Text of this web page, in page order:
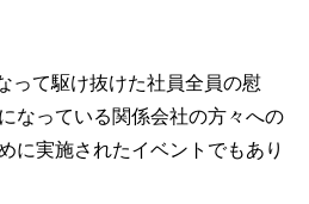
って駆け抜けた社員全員の慰
なっている関係会社の方々への
に実施されたイベントでもあり